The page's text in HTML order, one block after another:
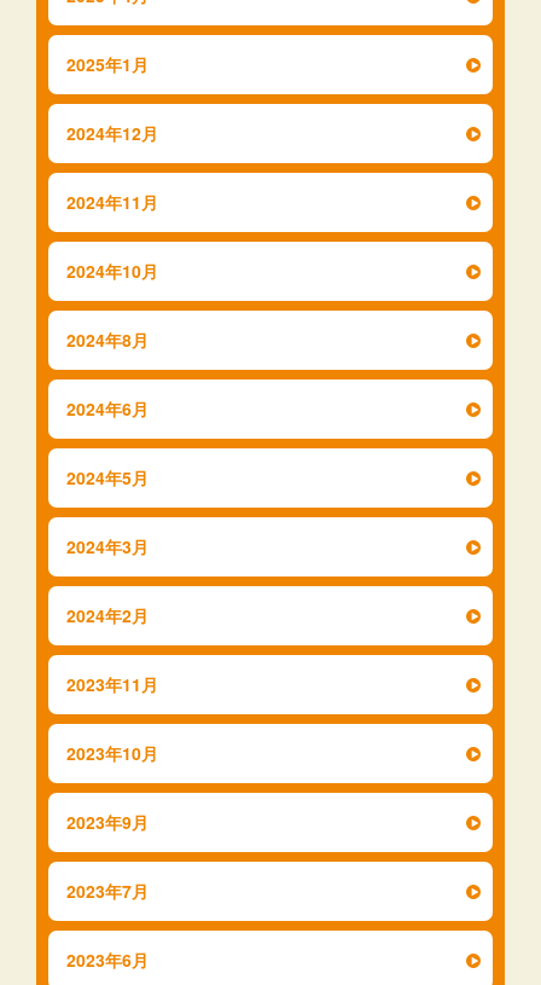
2025年1月
2024年12月
2024年11月
2024年10月
2024年8月
2024年6月
2024年5月
2024年3月
2024年2月
2023年11月
2023年10月
2023年9月
2023年7月
2023年6月